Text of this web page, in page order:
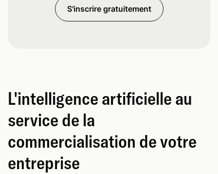
S'inscrire gratuitement
L'intelligence artificielle au
service de la
commercialisation de votre
entreprise